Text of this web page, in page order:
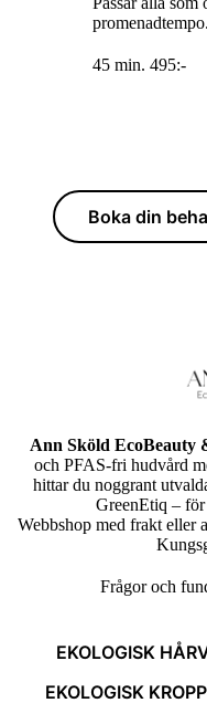
45 min. 495:-
Boka din
Ann Sköld EcoBeauty
och PFAS-fri hudvård
hittar du noggrant
GreenEtiq –
Webbshop med frakt eller
Frågor och
EKOLOGISK
EKOLOGISK